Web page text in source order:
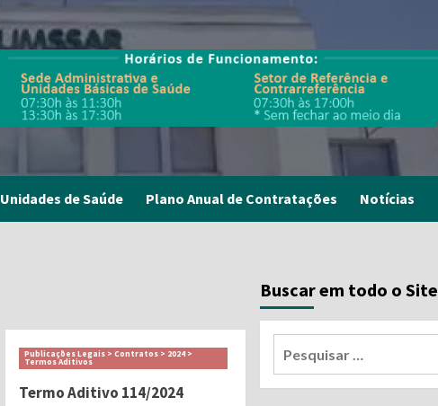
Unidades de Saúde Plano Anual de Contratações Notícias
Publicações Legais > Contratos > 2024 >
Termos Aditivos
Termo Aditivo 114/2024
Buscar em todo o Site